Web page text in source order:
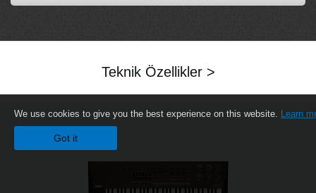
Teknik Özellikler >
We use cookies to give you the best experience on this website. Learn
Got it